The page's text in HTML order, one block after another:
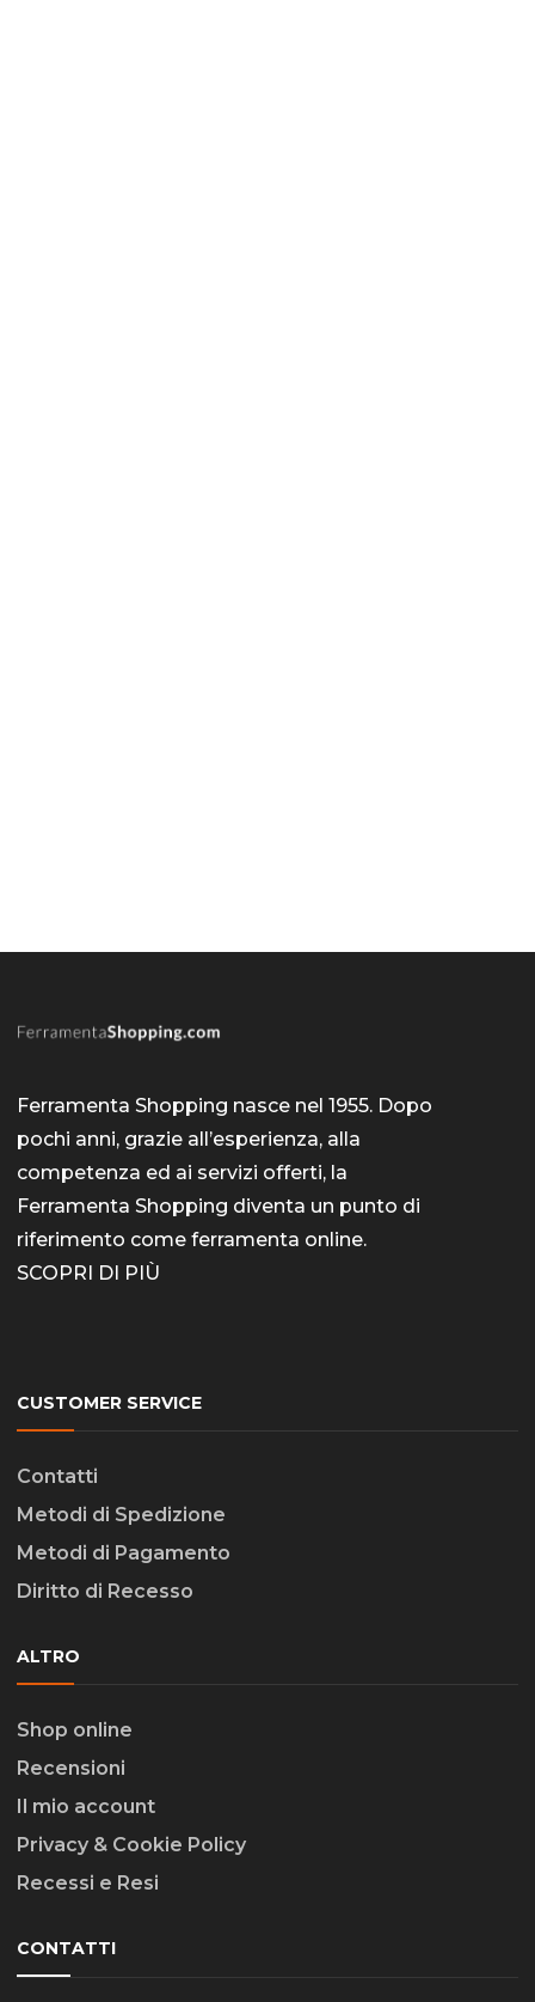
Ferramenta Shopping nasce nel 1955. Dopo
pochi anni, grazie all’esperienza, alla
competenza ed ai servizi offerti, la
Ferramenta Shopping diventa un punto di
riferimento come ferramenta online.
SCOPRI DI PIÙ
CUSTOMER SERVICE
Contatti
Metodi di Spedizione
Metodi di Pagamento
Diritto di Recesso
ALTRO
Shop online
Recensioni
Il mio account
Privacy & Cookie Policy
Recessi e Resi
CONTATTI